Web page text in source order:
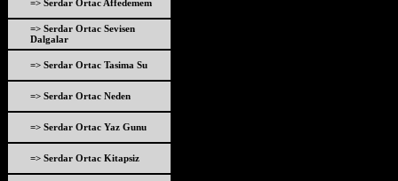
=> Serdar Ortac Affedemem
=> Serdar Ortac Sevisen
Dalgalar
=> Serdar Ortac Tasima Su
=> Serdar Ortac Neden
=> Serdar Ortac Yaz Gunu
=> Serdar Ortac Kitapsiz